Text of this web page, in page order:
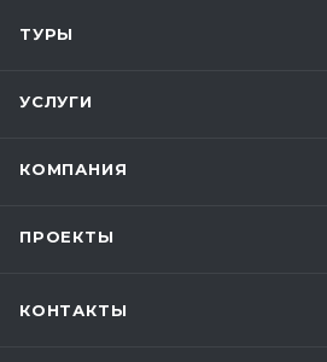
ТУРЫ
УСЛУГИ
КОМПАНИЯ
ПРОЕКТЫ
КОНТАКТЫ